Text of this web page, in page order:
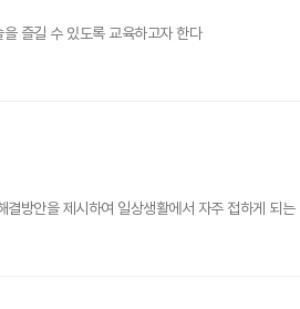
즐길 수 있도록 교육하고자 한다
방안을 제시하여 일상생활에서 자주 접하게 되